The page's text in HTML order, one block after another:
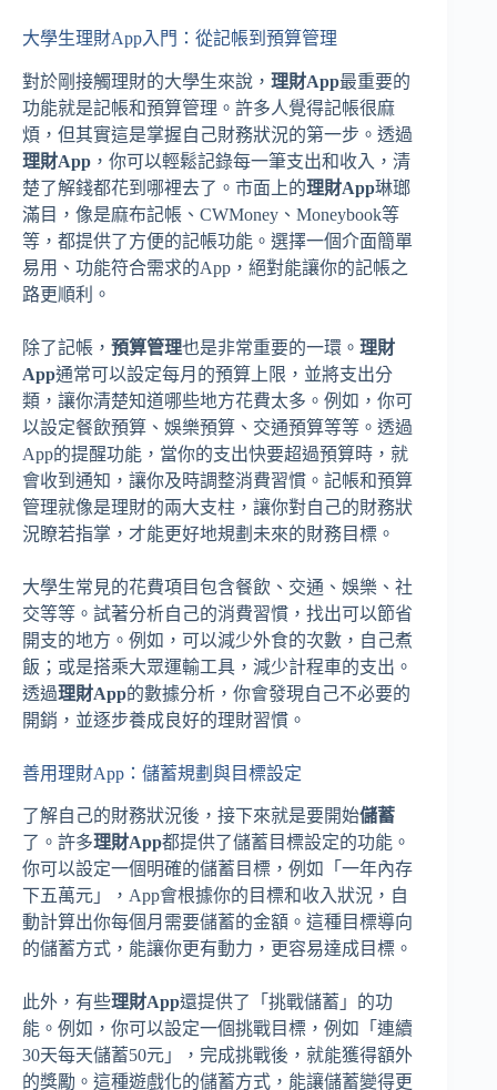
大學生理財App入門：從記帳到預算管理
對於剛接觸理財的大學生來說， 理財App最重要的
功能就是記帳和預算管理。許多人覺得記帳很麻
煩，但其實這是掌握自己財務狀況的第一步。透過
理財App ，你可以輕鬆記錄每一筆支出和收入，清
楚了解錢都花到哪裡去了。市面上的理財App琳瑯
滿目，像是麻布記帳、CWMoney、Moneybook等
等，都提供了方便的記帳功能。選擇一個介面簡單
易用、功能符合需求的App，絕對能讓你的記帳之
路更順利。
除了記帳， 預算管理也是非常重要的一環。 理財
App通常可以設定每月的預算上限，並將支出分
類，讓你清楚知道哪些地方花費太多。例如，你可
以設定餐飲預算、娛樂預算、交通預算等等。透過
App的提醒功能，當你的支出快要超過預算時，就
會收到通知，讓你及時調整消費習慣。記帳和預算
管理就像是理財的兩大支柱，讓你對自己的財務狀
況瞭若指掌，才能更好地規劃未來的財務目標。
大學生常見的花費項目包含餐飲、交通、娛樂、社
交等等。試著分析自己的消費習慣，找出可以節省
開支的地方。例如，可以減少外食的次數，自己煮
飯；或是搭乘大眾運輸工具，減少計程車的支出。
透過理財App的數據分析，你會發現自己不必要的
開銷，並逐步養成良好的理財習慣。
善用理財App：儲蓄規劃與目標設定
了解自己的財務狀況後，接下來就是要開始儲蓄
了。許多理財App都提供了儲蓄目標設定的功能。
你可以設定一個明確的儲蓄目標，例如「一年內存
下五萬元」，App會根據你的目標和收入狀況，自
動計算出你每個月需要儲蓄的金額。這種目標導向
的儲蓄方式，能讓你更有動力，更容易達成目標。
此外，有些理財App還提供了「挑戰儲蓄」的功
能。例如，你可以設定一個挑戰目標，例如「連續
30天每天儲蓄50元」，完成挑戰後，就能獲得額外
的獎勵。這種遊戲化的儲蓄方式，能讓儲蓄變得更